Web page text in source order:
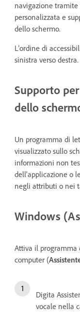
navigazione
personalizzata e
dello schermo.
L’ordine di
sinistra verso destra.
Supporto
dello
Un programma di
visualizzato sullo
informazioni non
dell'applicazione o
negli attributi o nei
Windows
Attiva il programma
computer (
Digita
vocale nella